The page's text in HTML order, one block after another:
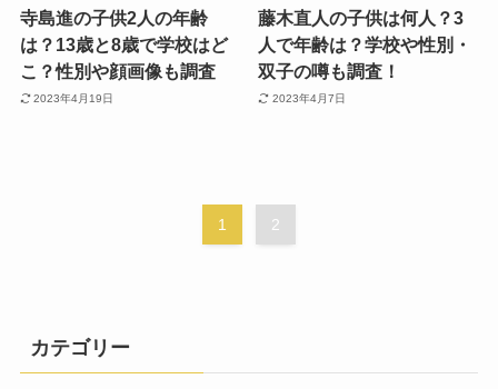
寺島進の子供2人の年齢
は？13歳と8歳で学校はど
こ？性別や顔画像も調査
2023年4月19日
藤木直人の子供は何人？3
人で年齢は？学校や性別・
双子の噂も調査！
2023年4月7日
1 2
カテゴリー